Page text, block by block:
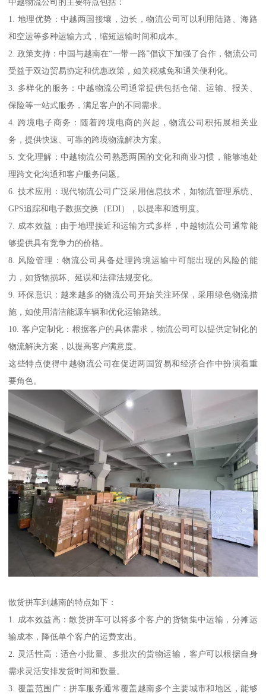
中越物流公司的主要特点包括：
1. 地理优势：中越两国接壤，边长，物流公司可以利用陆路、海路
和空运等多种运输方式，缩短运输时间和成本。
2. 政策支持：中国与越南在“一带一路”倡议下加强了合作，物流公司
受益于双边贸易协定和优惠政策，如关税减免和通关便利化。
3. 多样化的服务：中越物流公司通常提供包括仓储、运输、报关、
保险等一站式服务，满足客户的不同需求。
4. 跨境电子商务：随着跨境电商的兴起，物流公司积拓展相关业
务，提供快速、可靠的跨境物流解决方案。
5. 文化理解：中越物流公司熟悉两国的文化和商业习惯，能够地处
理跨文化沟通和客户服务问题。
6. 技术应用：现代物流公司广泛采用信息技术，如物流管理系统、
GPS追踪和电子数据交换（EDI），以提率和透明度。
7. 成本效益：由于地理接近和运输方式多样，中越物流公司通常能
够提供具有竞争力的价格。
8. 风险管理：物流公司具备处理跨境运输中可能出现的风险的能
力，如货物损坏、延误和法律法规变化。
9. 环保意识：越来越多的物流公司开始关注环保，采用绿色物流措
施，如使用清洁能源车辆和优化运输路线。
10. 客户定制化：根据客户的具体需求，物流公司可以提供定制化的
物流解决方案，以提高客户满意度。
这些特点使得中越物流公司在促进两国贸易和经济合作中扮演着重
要角色。
散货拼车到越南的特点如下：
1. 成本效益高：散货拼车可以将多个客户的货物集中运输，分摊运
输成本，降低单个客户的运费支出。
2. 灵活性高：适合小批量、多批次的货物运输，客户可以根据自身
需求灵活安排发货时间和数量。
3. 覆盖范围广：拼车服务通常覆盖越南多个主要城市和地区，能够